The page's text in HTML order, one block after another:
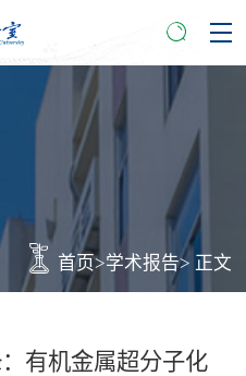
首页>学术报告> 正文
有机金属超分子化